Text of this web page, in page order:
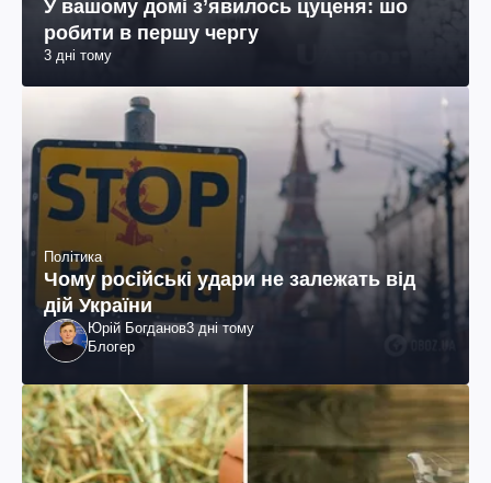
У вашому домі зʼявилось цуценя: шо
робити в першу чергу
3 дні тому
Політика
Чому російські удари не залежать від
дій України
Юрій Богданов3 дні тому
Блогер